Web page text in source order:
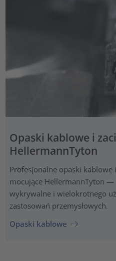
Opaski kablowe i
HellermannTyton
Profesjonalne opaski kablowe
mocujące HellermannTyton
wykrywalne i wielokrotnego
zastosowań przemysłowych.
Opaski kablowe